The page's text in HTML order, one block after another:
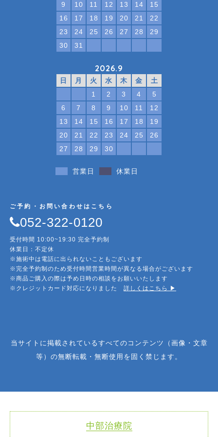
9 10 11 12 13 14
15
16
17 18 19 20 21
22
23
24 25 26 27 28
29
30
31
2026.9
日 月 火 水 木 金
土
1
2 3 4
5
6
7 8 9 10 11
12
13
14 15 16 17 18
19
20
21 22 23 24 25
26
27
28 29 30
営業日 休業日
ご予約・お問い合わせはこちら
052-322-0120
受付時間 10:00~19:30 完全予約制
休業日：不定休
※施術中は電話に出られないこともございます
※完全予約制のため受付時間営業時間が異なる場合がございます
※商品ご購入の際は予め日時の相談をお願いいたします
※クレジットカード対応になりました 詳しくはこちら ▶︎
当サイトに掲載されているすべてのコンテンツ（画像・文章
等）の無断転載・無断使用を固く禁じます。
中部治療院